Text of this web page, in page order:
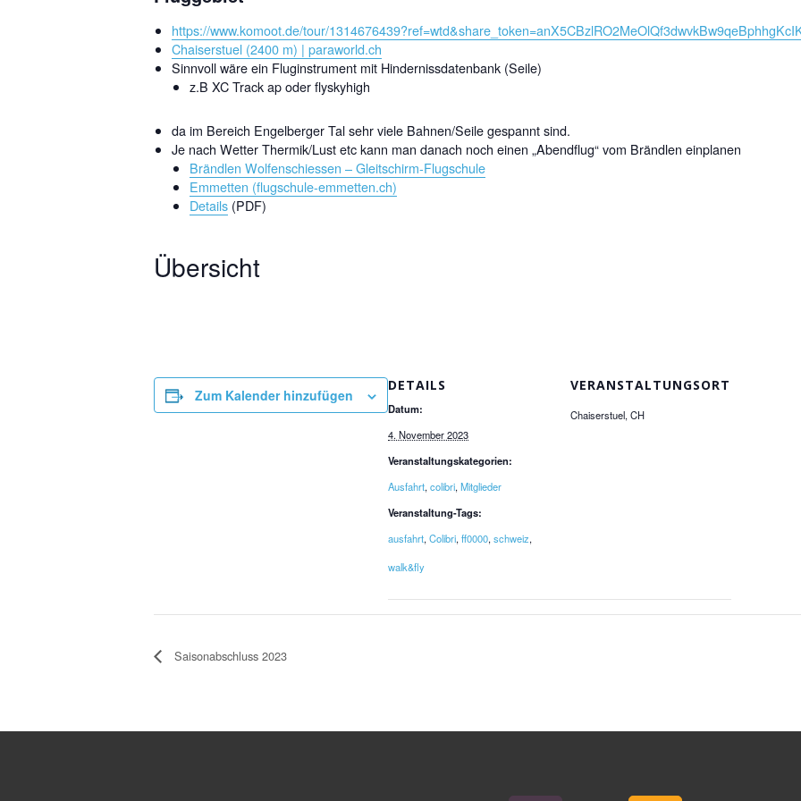
https://www.komoot.de/tour/
Chaiserstuel (2400 m) | paraworld.ch
Sinnvoll wäre ein Fluginstrument mit Hindernissdatenbank (Seile)
z.B XC Track ap oder flyskyhigh
da im Bereich Engelberger Tal sehr viele Bahnen/Seile gespannt sind.
Je nach Wetter Thermik/Lust etc kann man danach noch einen „Abendflug“ vom Brändlen einplanen
Brändlen Wolfenschiessen – Gleitschirm-Flugschule
Emmetten (flugschule-emmetten.ch)
Details (PDF)
Übersicht
Zum Kalender hinzufügen
DETAILS
Datum:
4. November 2023
Veranstaltungskategorien:
Ausfahrt, colibri, Mitglieder
Veranstaltung-Tags:
ausfahrt, Colibri, ff0000, schweiz,
walk&fly
VERANSTALTUNGSORT
Chaiserstuel, CH
Saisonabschluss 2023